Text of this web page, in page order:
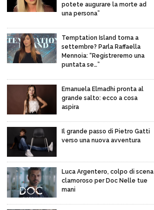
potete augurare la morte ad
una persona”
Temptation Island torna a
settembre? Parla Raffaella
Mennoia: “Registreremo una
puntata se…”
Emanuela Elmadhi pronta al
grande salto: ecco a cosa
aspira
Il grande passo di Pietro Gatti
verso una nuova avventura
Luca Argentero, colpo di scena
clamoroso per Doc Nelle tue
mani